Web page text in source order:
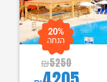
₪5250
20%
הנחה